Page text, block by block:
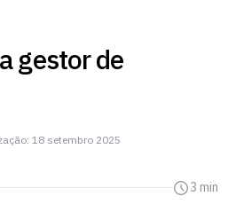
gestor de
18 setembro 2025
3 min